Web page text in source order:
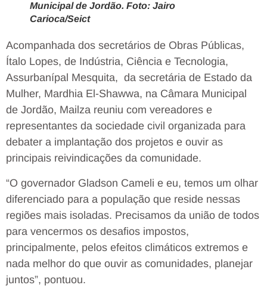
Municipal de Jordão. Foto: Jairo
Carioca/Seict
Acompanhada dos secretários de Obras Públicas,
Ítalo Lopes, de Indústria, Ciência e Tecnologia,
Assurbanípal Mesquita, da secretária de Estado da
Mulher, Mardhia El-Shawwa, na Câmara Municipal
de Jordão, Mailza reuniu com vereadores e
representantes da sociedade civil organizada para
debater a implantação dos projetos e ouvir as
principais reivindicações da comunidade.
“O governador Gladson Cameli e eu, temos um olhar
diferenciado para a população que reside nessas
regiões mais isoladas. Precisamos da união de todos
para vencermos os desafios impostos,
principalmente, pelos efeitos climáticos extremos e
nada melhor do que ouvir as comunidades, planejar
juntos”, pontuou.